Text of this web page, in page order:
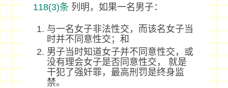
118(3)条列明，如果一名男子：
与一名女子非法性交，而该名女子当
时并不同意性交；和
男子当时知道女子并不同意性交，或
没有理会女子是否同意性交， 就是
干犯了强奸罪，最高刑罚是终身监
禁。